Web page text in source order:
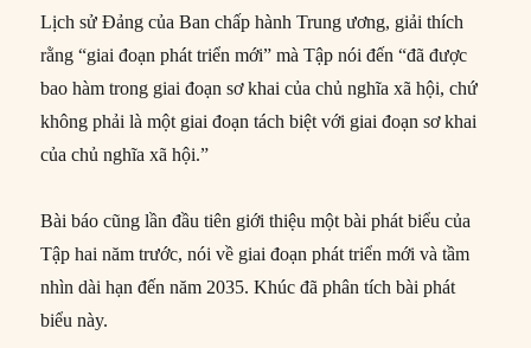
Lịch sử Đảng của Ban chấp hành Trung ương, giải thích
rằng “giai đoạn phát triển mới” mà Tập nói đến “đã được
bao hàm trong giai đoạn sơ khai của chủ nghĩa xã hội, chứ
không phải là một giai đoạn tách biệt với giai đoạn sơ khai
của chủ nghĩa xã hội.”
Bài báo cũng lần đầu tiên giới thiệu một bài phát biểu của
Tập hai năm trước, nói về giai đoạn phát triển mới và tầm
nhìn dài hạn đến năm 2035. Khúc đã phân tích bài phát
biểu này.